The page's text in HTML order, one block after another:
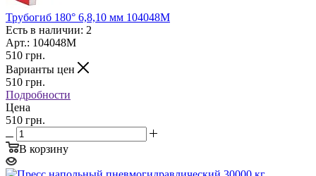
Трубогиб 180° 6,8,10 мм 104048M
Есть в наличии: 2
Арт.: 104048M
510 грн.
Варианты цен
510 грн.
Подробности
Цена
510 грн.
В корзину